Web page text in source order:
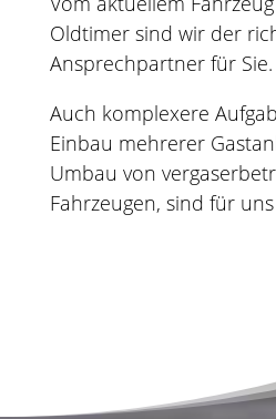
Oldtimer sind wir der
Ansprechpartner für Sie.
Auch komplexere
Einbau mehrerer
Umbau von
Fahrzeugen, sind für